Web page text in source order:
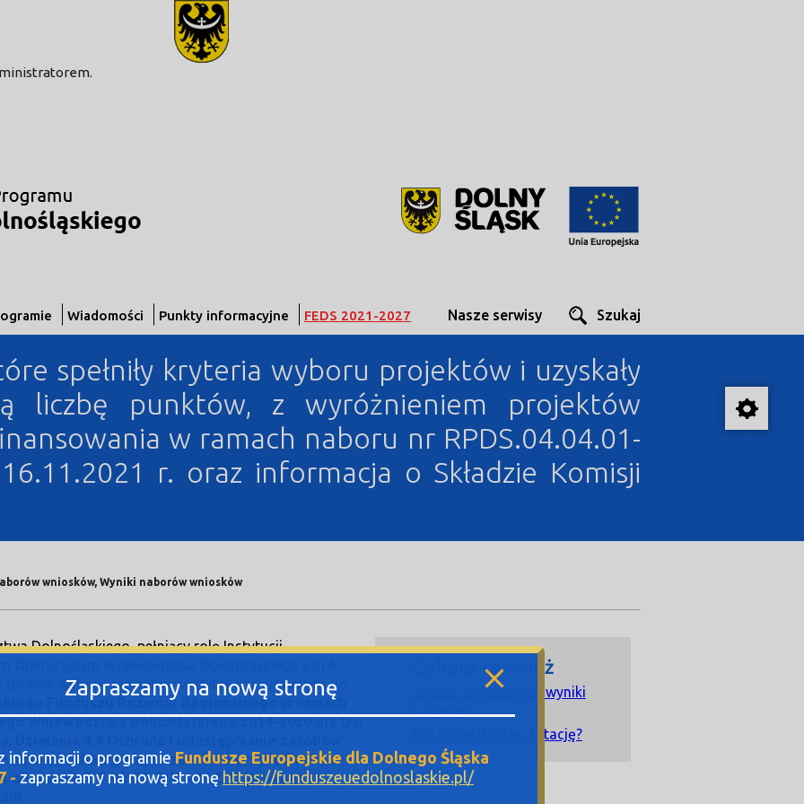
Wiadomości Punkty informacyjne FEDS 2021-2027 Szukaj
Nasze serwisy
spełniły kryteria wyboru projektów i uzyskały
liczbę punktów, z wyróżnieniem projektów
w ramach naboru nr RPDS.04.04.01-
r. oraz informacja o Składzie Komisji
wniosków, Wyniki naborów wniosków
Dolnośląskiego, pełniący rolę Instytucji
Operacyjnym Województwa Dolnośląskiego 2014-
wyboru projektów w trybie konkursowym do
Funduszu Rozwoju Regionalnego w ramach
Województwa Dolnośląskiego 2014-2020 dla Osi
4.4 Ochrona i udostępnianie zasobów
i udostępnianie zasobów przyrodniczych –
ZIT WrOF, ZIT AJ i ZIT AW (Numer
Zobacz również
Zobacz ogłoszenia i wyniki
naborów
Kto może dostać dotację?
modal-check
Zapraszamy na nową stronę
informacji o programie Fundusze Europejskie dla Dolnego Śląska
- zapraszamy na nową stronę https://funduszeuedolnoslaskie.pl/